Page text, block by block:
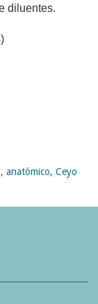
diluentes.
, anatómico, Ceyo